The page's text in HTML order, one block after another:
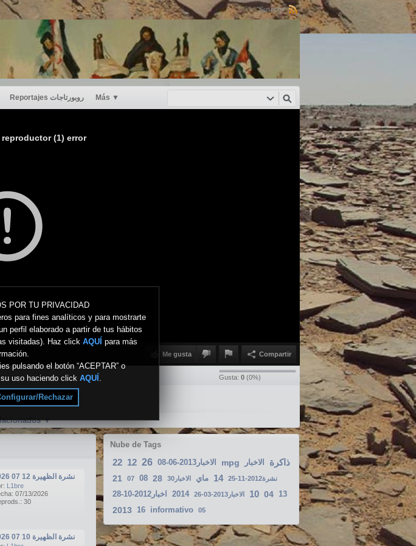
POR TU PRIVACIDAD
para fines analíticos y para mostrarte
perfil elaborado a partir de tus hábitos
visitadas). Haz click AQUÍ para más
pulsando el botón “ACEPTAR” o
uso haciendo click AQUÍ .
Rechazar
Suscribir:
Reportajes روبورتاجات Más ▼
(1) error
Me gusta Compartir
Gusta: 0 (0%)
▼
Nube de Tags
22 12 26 الاخبار2013-06-08 mpg الاخبار ذاكرة
21 07 08 28 الاخبار30 ماي 14 25-11-2012نشرة
اخبار2012-10-28 2014 الاخبار2013-03-26 10 04 13
2013 16 informativo 05
نشرة الظهيرة 12 07 2026
L1bre
07/13/2026
30
نشرة الظهيرة 10 07 2026